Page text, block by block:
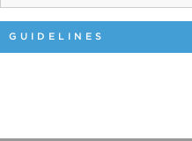
INTERNACIONAL
GUIDELINES